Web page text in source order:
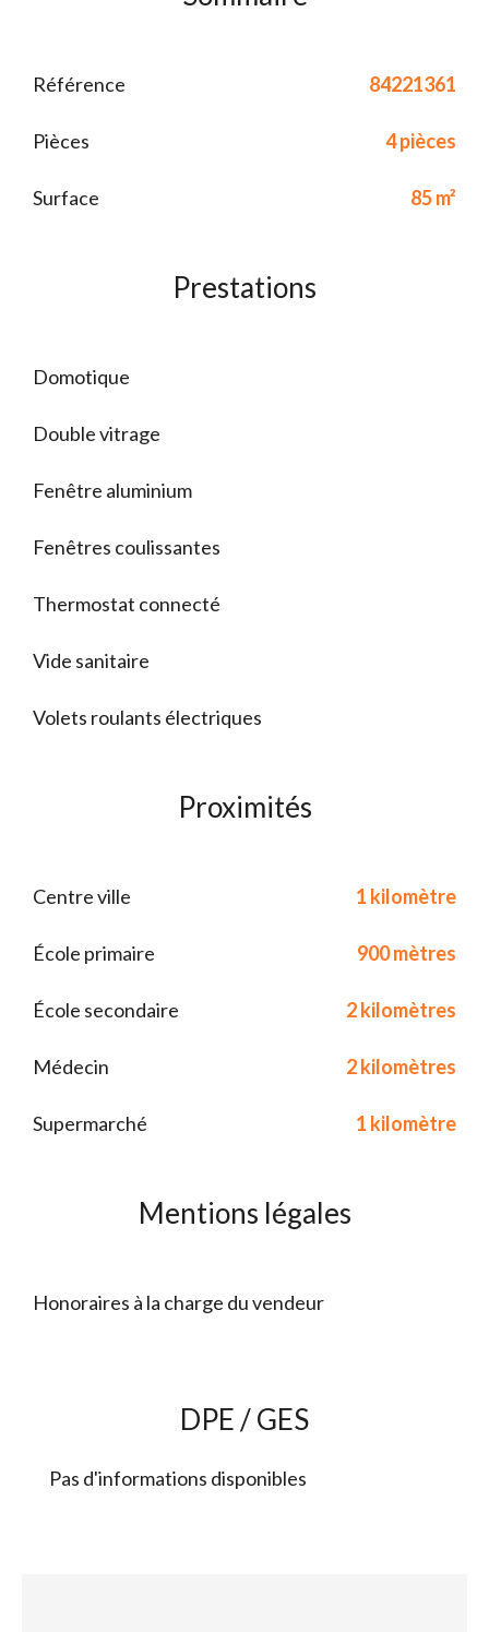
Référence 84221361
Pièces 4 pièces
Surface 85 m²
Prestations
Domotique
Double vitrage
Fenêtre aluminium
Fenêtres coulissantes
Thermostat connecté
Vide sanitaire
Volets roulants électriques
Proximités
Centre ville 1 kilomètre
École primaire 900 mètres
École secondaire 2 kilomètres
Médecin 2 kilomètres
Supermarché 1 kilomètre
Mentions légales
Honoraires à la charge du vendeur
DPE / GES
Pas d'informations disponibles